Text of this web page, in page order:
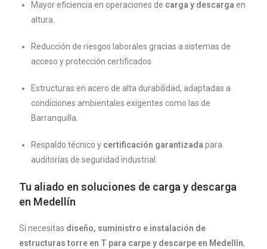
Mayor eficiencia en operaciones de carga y descarga en
altura.
Reducción de riesgos laborales gracias a sistemas de
acceso y protección certificados.
Estructuras en acero de alta durabilidad, adaptadas a
condiciones ambientales exigentes como las de
Barranquilla.
Respaldo técnico y certificación garantizada para
auditorías de seguridad industrial.
Tu aliado en soluciones de carga y descarga
en Medellín
Si necesitas diseño, suministro e instalación de
estructuras torre en T para carpe y descarpe en Medellín,